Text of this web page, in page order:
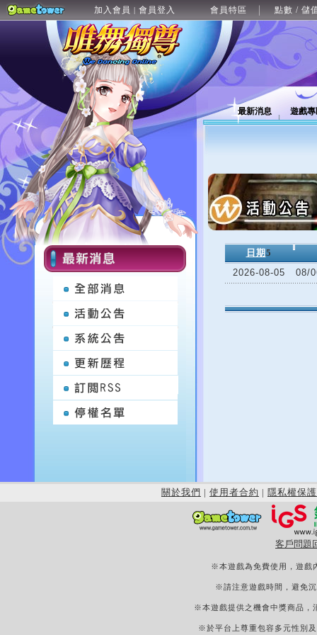
加入會員 | 會員登入 會員特區 點數 / 儲
最新消息 遊戲
日期 5
2026-08-05
08/
關於我們 | 使用者合約 | 隱私權保護
客戶問題
※本遊戲為免費使用，遊戲
※請注意遊戲時間，避免
※本遊戲提供之機會中獎商品，
※於平台上尊重包容多元性別